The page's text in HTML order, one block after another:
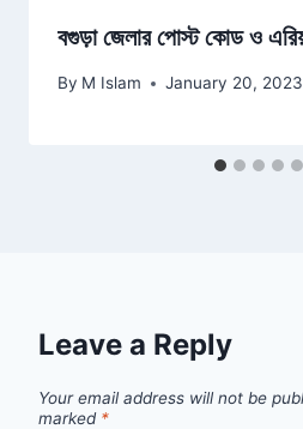
বগুড়া জেলার পোস্ট কোড ও
By M Islam January 20, 2023
Leave a Reply
Your email address will not be
marked *